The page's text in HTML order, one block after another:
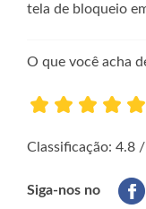
tela de bloqueio
O que você acha
Classificação: 4.8
Siga-nos no